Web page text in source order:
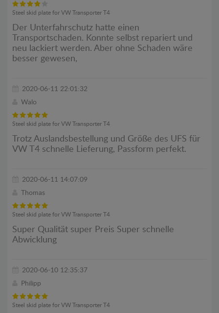
Steel skid plate for VW Transporter T4
Der Unterfahrschutz hatte einen
Transportschaden. Konnte selbst repariert und
neu lackiert werden. Aber ohne Schaden wäre
besser gewesen,
2020-06-11 22:01:32
Walo
Steel skid plate for VW Transporter T4
Trotz Auslandsbestellung und Größe des UFS für
VW T4 schnelle Lieferung, Passform perfekt.
2020-06-11 14:07:09
Thomas
Steel skid plate for VW Transporter T4
Super Qualität super Preis Super schnelle
Abwicklung
2020-06-10 12:35:37
Philipp
Steel skid plate for VW Transporter T4